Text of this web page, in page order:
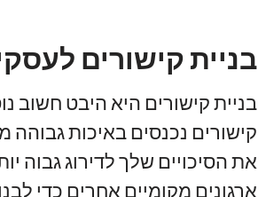
בניית קישורים
בניית קישורים היא היבט חשוב
קישורים נכנסים באיכות
ארגונים מקומיים אחרים כדי